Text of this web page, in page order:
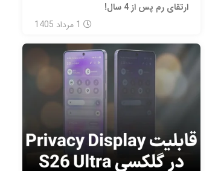
ارتقای رم پس از 4 سال!
1 مرداد 1405